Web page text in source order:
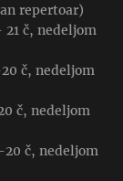
repertoar)
č, nedeljom
č, nedeljom
č, nedeljom
č, nedeljom